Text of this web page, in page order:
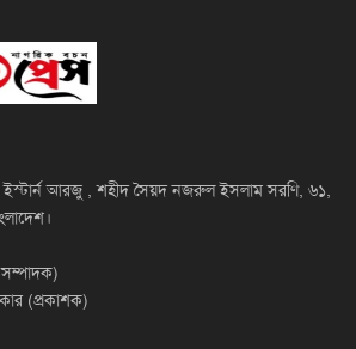
আরজু , শহীদ সৈয়দ নজরুল ইসলাম সরণি, ৬১,
(প্রকাশক)